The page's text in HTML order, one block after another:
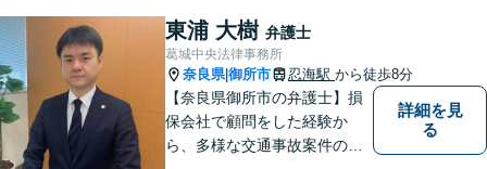
東浦 大樹 弁護士
葛城中央法律事務所
奈良県|御所市 忍海駅 から徒歩8分
【奈良県御所市の弁護士】損
保会社で顧問をした経験か
ら、多様な交通事故案件の対
詳細を見
る